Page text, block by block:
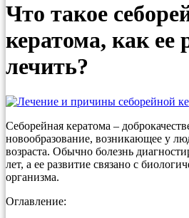
Что такое
кератома, как ее
лечить?
Себорейная кератома –
новообразование, возникающее у
возраста. Обычно болезнь
лет, а ее развитие связано с
организма.
Оглавление: